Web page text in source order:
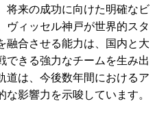
将来の成功に向けた明確なビ
ヴィッセル神戸が世界的スタ
融合させる能力は、国内と大
できる強力なチームを生み出
道は、今後数年間におけるア
影響力を示唆しています。